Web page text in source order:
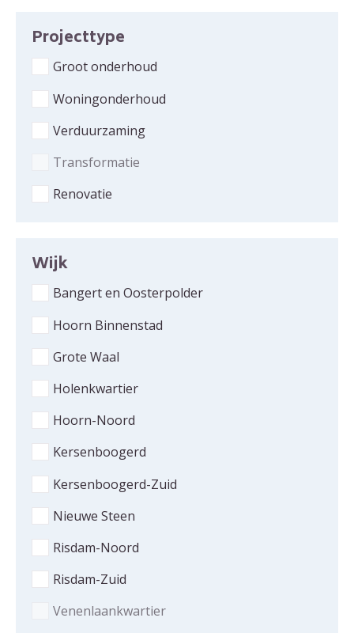
Projecttype
Groot onderhoud
Woningonderhoud
Verduurzaming
Transformatie
Renovatie
Wijk
Bangert en Oosterpolder
Hoorn Binnenstad
Grote Waal
Holenkwartier
Hoorn-Noord
Kersenboogerd
Kersenboogerd-Zuid
Nieuwe Steen
Risdam-Noord
Risdam-Zuid
Venenlaankwartier